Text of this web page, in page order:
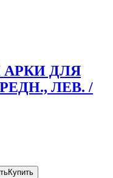
ДЛЯ
ЛЕВ. /
Купить